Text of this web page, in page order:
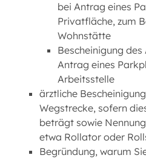
bei Antrag eines
Privatfläche, zum
Wohnstätte
Bescheinigung
Antrag eines
Arbeitsstelle
ärztliche
Wegstrecke, sofern
beträgt sowie
etwa Rollator oder
Begründung, warum